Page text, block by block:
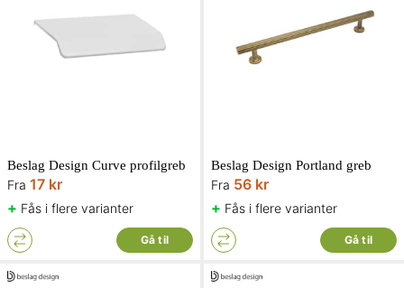
Beslag Design Curve profilgreb
Fra 17 kr
+ Fås i flere varianter
Gå til
Beslag Design Portland greb
Fra 56 kr
+ Fås i flere varianter
Gå til